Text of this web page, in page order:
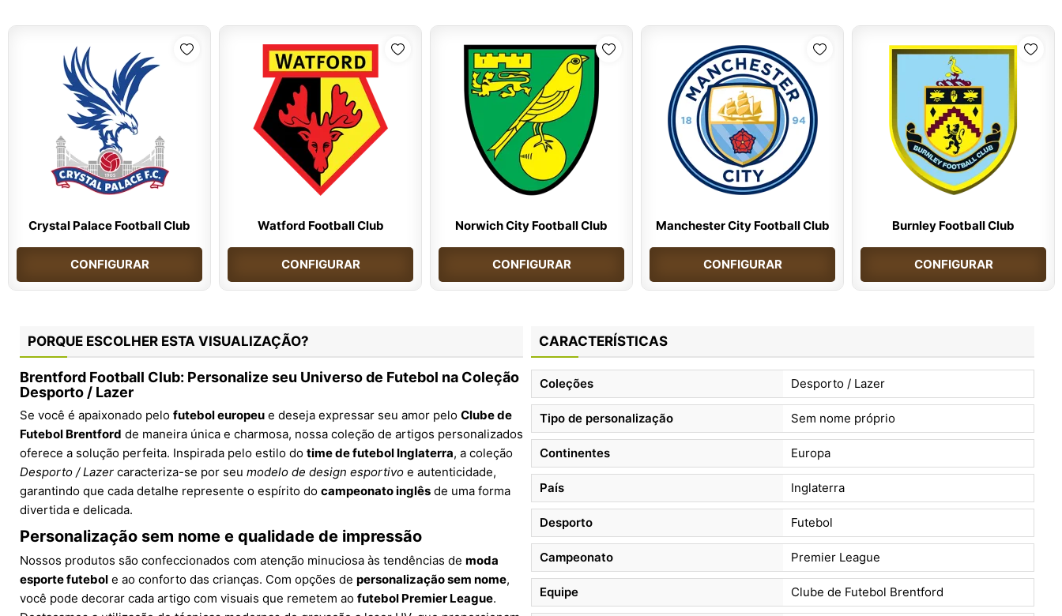
Crystal Palace Football Club
CONFIGURAR
Watford Football Club
CONFIGURAR
Norwich City Football Club
CONFIGURAR
Manchester City Football Club
CONFIGURAR
Burnley Football Club
CONFIGURAR
PORQUE ESCOLHER ESTA VISUALIZAÇÃO?
Brentford Football Club: Personalize seu Universo de Futebol na Coleção
Desporto / Lazer
Se você é apaixonado pelo futebol europeu e deseja expressar seu amor pelo Clube de
Futebol Brentford de maneira única e charmosa, nossa coleção de artigos personalizados
oferece a solução perfeita. Inspirada pelo estilo do time de futebol Inglaterra, a coleção
Desporto / Lazer caracteriza-se por seu modelo de design esportivo e autenticidade,
garantindo que cada detalhe represente o espírito do campeonato inglês de uma forma
divertida e delicada.
Personalização sem nome e qualidade de impressão
Nossos produtos são confeccionados com atenção minuciosa às tendências de moda
esporte futebol e ao conforto das crianças. Com opções de personalização sem nome,
você pode decorar cada artigo com visuais que remetem ao futebol Premier League.
CARACTERÍSTICAS
Coleções Desporto / Lazer
Tipo de personalização Sem nome próprio
Continentes Europa
País Inglaterra
Desporto Futebol
Campeonato Premier League
Equipe Clube de Futebol Brentford